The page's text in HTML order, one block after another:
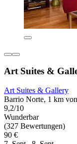
Art Suites &
Art Suites & Gallery
Barrio Norte, 1 km
9,2/10
Wunderbar
(327 Bewertungen)
90 €